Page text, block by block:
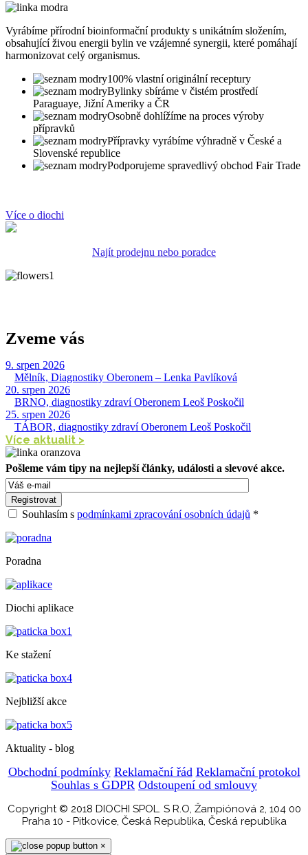
Vyrábíme přírodní bioinformační produkty s unikátním složením,
obsahující živou energii bylin ve vzájemné synergii, které pomáhají
harmonizovat celý organismus.
100% vlastní originální receptury
Bylinky sbíráme v čistém prostředí
Paraguaye, Jižní Ameriky a ČR
Osobně dohlížíme na proces výroby
přípravků
Přípravky vyrábíme výhradně v České a
Slovenské republice
Podporujeme spravedlivý obchod Fair Trade
Více o diochi
Najít prodejnu nebo poradce
Zveme vás
9. srpen 2026
Mělník, Diagnostiky Oberonem – Lenka Pavlíková
20. srpen 2026
BRNO, diagnostiky zdraví Oberonem Leoš Poskočil
25. srpen 2026
TÁBOR, diagnostiky zdraví Oberonem Leoš Poskočil
Více aktualit >
Pošleme vám tipy na nejlepší články, události a slevové akce.
Souhlasím s podmínkami zpracování osobních údajů *
Poradna
Diochi aplikace
Ke stažení
Nejbližší akce
Aktuality - blog
Obchodní podmínky Reklamační řád Reklamační protokol
Souhlas s GDPR Odstoupení od smlouvy
Copyright © 2018 DIOCHI SPOL. S R.O, Žampiónová 2, 104 00
Praha 10 - Pitkovice, Česká Republika, Česká republika
×